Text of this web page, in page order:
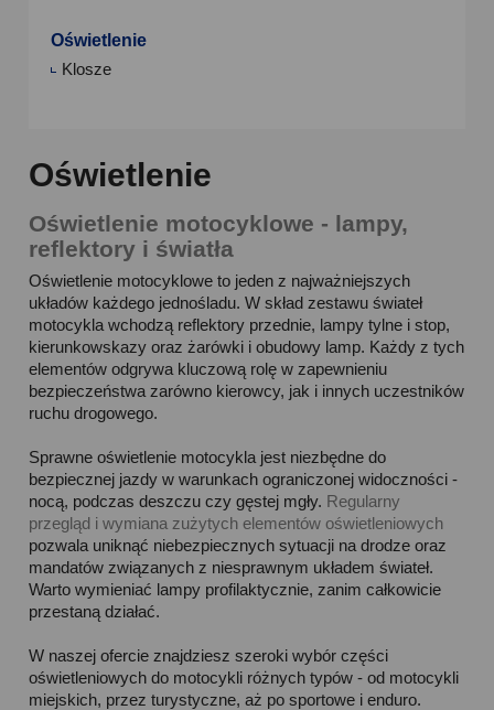
Oświetlenie
Klosze
Oświetlenie
Oświetlenie motocyklowe - lampy,
reflektory i światła
Oświetlenie motocyklowe to jeden z najważniejszych
układów każdego jednośladu. W skład zestawu świateł
motocykla wchodzą reflektory przednie, lampy tylne i stop,
kierunkowskazy oraz żarówki i obudowy lamp. Każdy z tych
elementów odgrywa kluczową rolę w zapewnieniu
bezpieczeństwa zarówno kierowcy, jak i innych uczestników
ruchu drogowego.
Sprawne oświetlenie motocykla jest niezbędne do
bezpiecznej jazdy w warunkach ograniczonej widoczności -
nocą, podczas deszczu czy gęstej mgły. Regularny
przegląd i wymiana zużytych elementów oświetleniowych
pozwala uniknąć niebezpiecznych sytuacji na drodze oraz
mandatów związanych z niesprawnym układem świateł.
Warto wymieniać lampy profilaktycznie, zanim całkowicie
przestaną działać.
W naszej ofercie znajdziesz szeroki wybór części
oświetleniowych do motocykli różnych typów - od motocykli
miejskich, przez turystyczne, aż po sportowe i enduro.